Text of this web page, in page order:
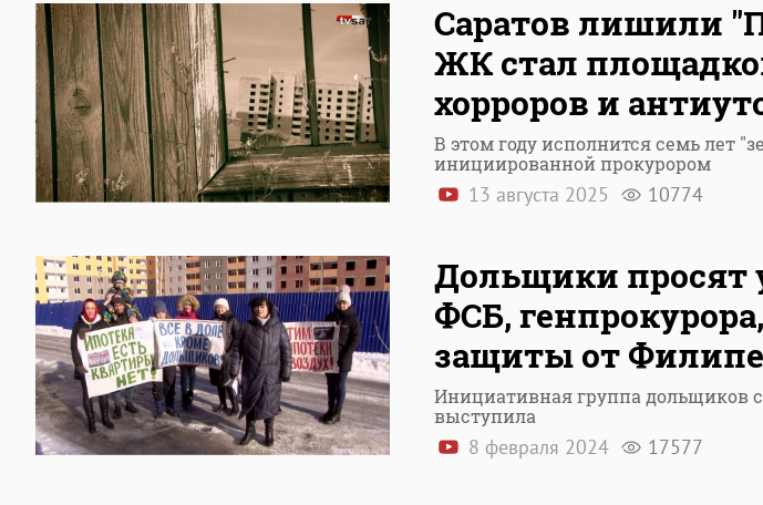
Саратов лишили
ЖК стал
хорроров и
В этом году исполнится семь лет
инициированной прокурором
13 августа 2025 10774
Дольщики просят
ФСБ,
защиты от
Инициативная группа дольщиков
выступила
8 февраля 2024 17577